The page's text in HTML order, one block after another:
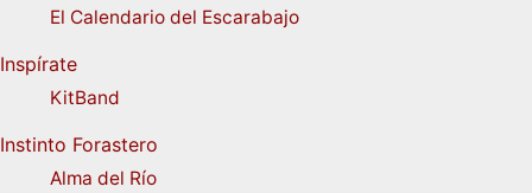
El Calendario del Escarabajo
Inspírate
KitBand
Instinto Forastero
Alma del Río